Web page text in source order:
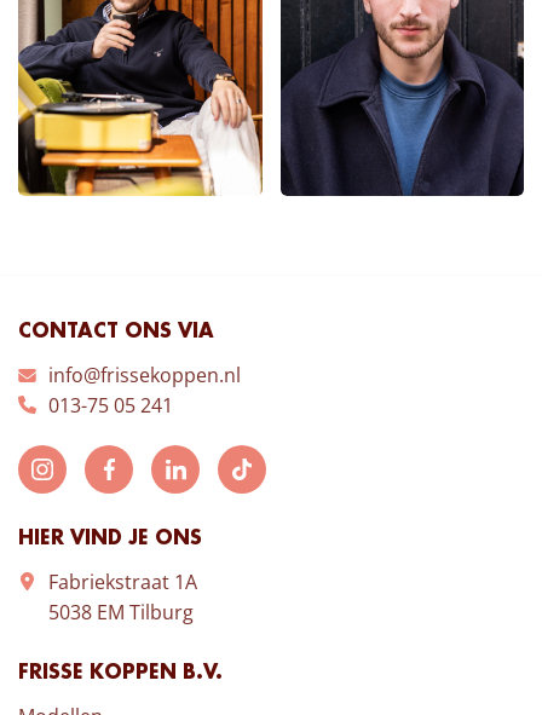
CONTACT ONS VIA
info@frissekoppen.nl
013-75 05 241
HIER VIND JE ONS
Fabriekstraat 1A
5038 EM Tilburg
FRISSE KOPPEN B.V.